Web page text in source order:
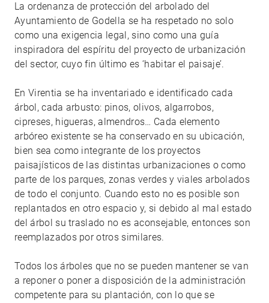
La ordenanza de protección del arbolado del
Ayuntamiento de Godella se ha respetado no solo
como una exigencia legal, sino como una guía
inspiradora del espíritu del proyecto de urbanización
del sector, cuyo fin último es ‘habitar el paisaje’.
En Virentia se ha inventariado e identificado cada
árbol, cada arbusto: pinos, olivos, algarrobos,
cipreses, higueras, almendros… Cada elemento
arbóreo existente se ha conservado en su ubicación,
bien sea como integrante de los proyectos
paisajísticos de las distintas urbanizaciones o como
parte de los parques, zonas verdes y viales arbolados
de todo el conjunto. Cuando esto no es posible son
replantados en otro espacio y, si debido al mal estado
del árbol su traslado no es aconsejable, entonces son
reemplazados por otros similares.
Todos los árboles que no se pueden mantener se van
a reponer o poner a disposición de la administración
competente para su plantación, con lo que se